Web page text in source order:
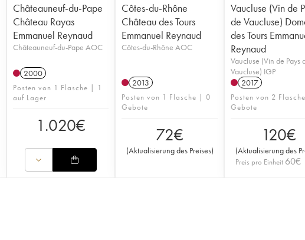
Châteauneuf-du-Pape
Château Rayas
Emmanuel Reynaud
Châteauneuf-du-Pape AOC
2000
Posten von 1 Flasche | 1
auf Lager
1.020€
Côtes-du-Rhône
Château des Tours
Emmanuel Reynaud
Côtes-du-Rhône AOC
2013
Posten von 1 Flasche | 0
Gebote
72€
(Aktualisierung des Preises)
Vaucluse (Vin de
de Vaucluse)
des Tours
Reynaud
Vaucluse (Vin de Pays
Vaucluse) IGP
2017
Posten von 2
Gebote
120€
(Aktualisierung des
Preis pro Einheit 60€